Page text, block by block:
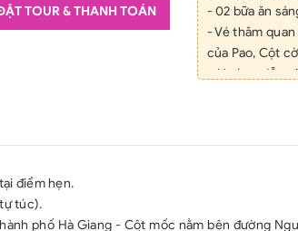
TOUR & THANH TOÁN
- 02 bữa ăn
- Vé thăm
của Pao, Cột
- Hướng dẫn
- Nước uống
- Bảo
điểm hẹn.
túc).
phố Hà Giang - Cột mốc nằm bên đường